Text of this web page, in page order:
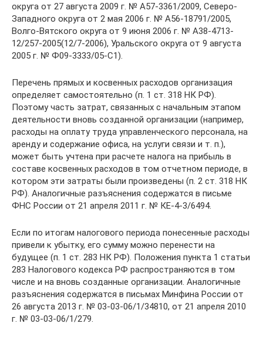
округа от 27 августа 2009 г. № А57-3361/2009, Северо-
Западного округа от 2 мая 2006 г. № А56-18791/2005,
Волго-Вятского округа от 9 июня 2006 г. № А38-4713-
12/257-2005(12/7-2006), Уральского округа от 9 августа
2005 г. № Ф09-3333/05-С1).
Перечень прямых и косвенных расходов организация
определяет самостоятельно (п. 1 ст. 318 НК РФ).
Поэтому часть затрат, связанных с начальным этапом
деятельности вновь созданной организации (например,
расходы на оплату труда управленческого персонала, на
аренду и содержание офиса, на услуги связи и т. п.),
может быть учтена при расчете налога на прибыль в
составе косвенных расходов в том отчетном периоде, в
котором эти затраты были произведены (п. 2 ст. 318 НК
РФ). Аналогичные разъяснения содержатся в письме
ФНС России от 21 апреля 2011 г. № КЕ-4-3/6494.
Если по итогам налогового периода понесенные расходы
привели к убытку, его сумму можно перенести на
будущее (п. 1 ст. 283 НК РФ). Положения пункта 1 статьи
283 Налогового кодекса РФ распространяются в том
числе и на вновь созданные организации. Аналогичные
разъяснения содержатся в письмах Минфина России от
26 августа 2013 г. № 03-03-06/1/34810, от 21 апреля 2010
г. № 03-03-06/1/279.